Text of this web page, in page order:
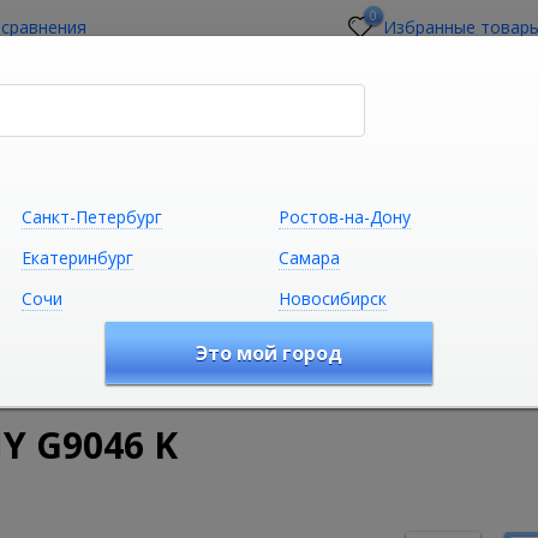
0 Избранные
Сантехника Климатическая
Ванны Акриловые ванны Акриловая ванна
G9046 K
Санкт-Петербург
Ростов-на-Дону
Екатеринбург
Самара
Сочи Новосибирск
Это мой город